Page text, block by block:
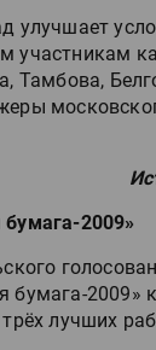
улучшает
участникам
Тамбова,
2009»
бумага-2009»
трёх лучших